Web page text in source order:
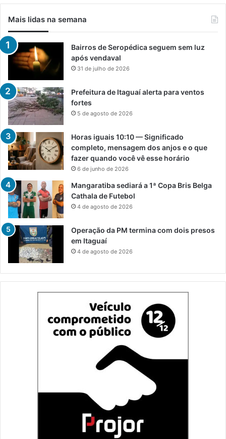
Mais lidas na semana
Bairros de Seropédica seguem sem luz
após vendaval
31 de julho de 2026
Prefeitura de Itaguaí alerta para ventos
fortes
5 de agosto de 2026
Horas iguais 10:10 — Significado
completo, mensagem dos anjos e o que
fazer quando você vê esse horário
6 de junho de 2026
Mangaratiba sediará a 1ª Copa Bris Belga
Cathala de Futebol
4 de agosto de 2026
Operação da PM termina com dois presos
em Itaguaí
4 de agosto de 2026